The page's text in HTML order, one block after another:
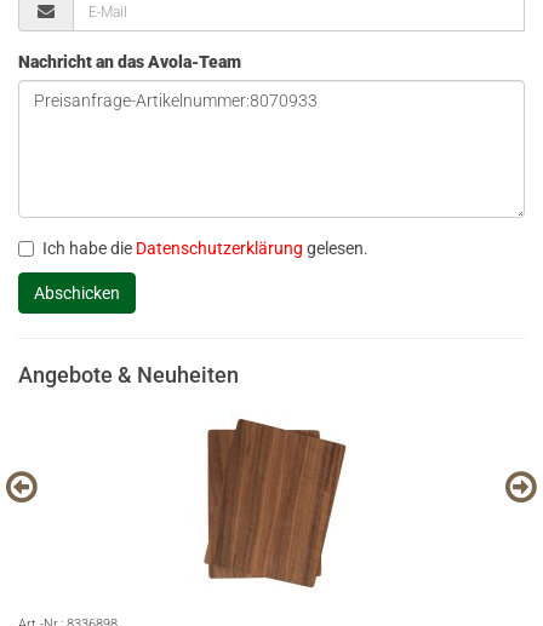
Nachricht an das Avola-Team
Ich habe die Datenschutzerklärung gelesen.
Angebote & Neuheiten